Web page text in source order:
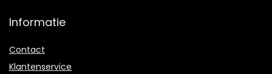
Informatie
Contact
Klantenservice